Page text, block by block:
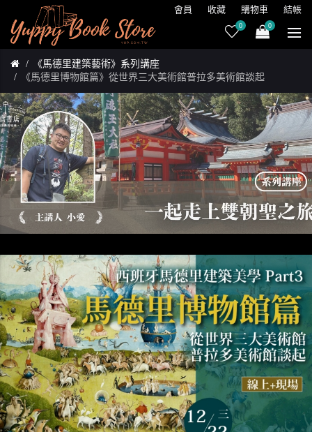
會員 收藏 購物車 結帳
0 0
《馬德里建築藝術》系列講座
《馬德里博物館篇》從世界三大美術館普拉多美術館談起